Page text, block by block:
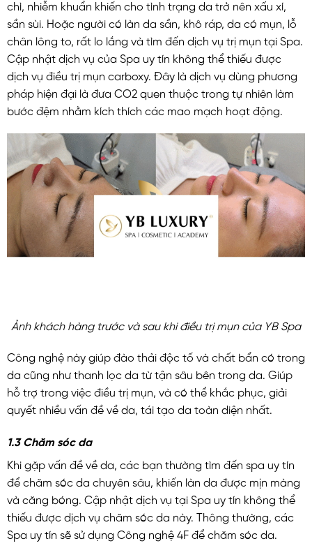
chì, nhiễm khuẩn khiến cho tình trạng da trở nên xấu xí,
sần sùi. Hoặc người có làn da sần, khô ráp, da có mụn, lỗ
chân lông to, rất lo lắng và tìm đến dịch vụ trị mụn tại Spa.
Cập nhật dịch vụ của Spa uy tín không thể thiếu được
dịch vụ điều trị mụn carboxy. Đây là dịch vụ dùng phương
pháp hiện đại là đưa CO2 quen thuộc trong tự nhiên làm
bước đệm nhằm kích thích các mao mạch hoạt động.
Ảnh khách hàng trước và sau khi điều trị mụn của YB Spa
Công nghệ này giúp đào thải độc tố và chất bẩn có trong
da cũng như thanh lọc da từ tận sâu bên trong da. Giúp
hỗ trợ trong việc điều trị mụn, và có thể khắc phục, giải
quyết nhiều vấn đề về da, tái tạo da toàn diện nhất.
1.3 Chăm sóc da
Khi gặp vấn đề về da, các bạn thường tìm đến spa uy tín
để chăm sóc da chuyên sâu, khiến làn da được mịn màng
và căng bóng. Cập nhật dịch vụ tại Spa uy tín không thể
thiếu được dịch vụ chăm sóc da này. Thông thường, các
Spa uy tín sẽ sử dụng Công nghệ 4F để chăm sóc da.